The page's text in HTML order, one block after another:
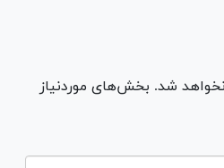
شد. بخش‌های موردنیاز